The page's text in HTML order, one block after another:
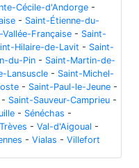
Cécile-d'Andorge -
- Saint-Étienne-du-
Française - Saint-
Hilaire-de-Lavit - Saint-
du-Pin - Saint-Martin-de-
Lansuscle - Saint-Michel-
- Saint-Paul-le-Jeune -
- Saint-Sauveur-Camprieu -
- Sénéchas -
Trèves - Val-d'Aigoual -
- Vialas - Villefort